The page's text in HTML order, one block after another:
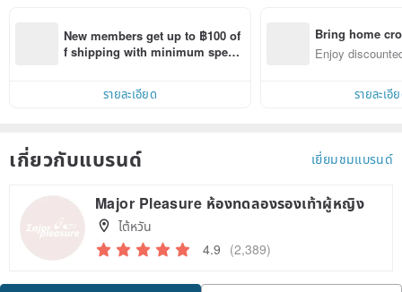
New members get up to ฿100 of
f shipping with minimum spen
รายละเอียด
Bring home
n with ease
Enjoy
รายละเอี
เกี่ยวกับแบรนด์ เยี่ยมชมแบรนด์
Major Pleasure ห้องทดลองรองเท้าผู้หญิง
ไต้หวัน
4.9 (2,389)